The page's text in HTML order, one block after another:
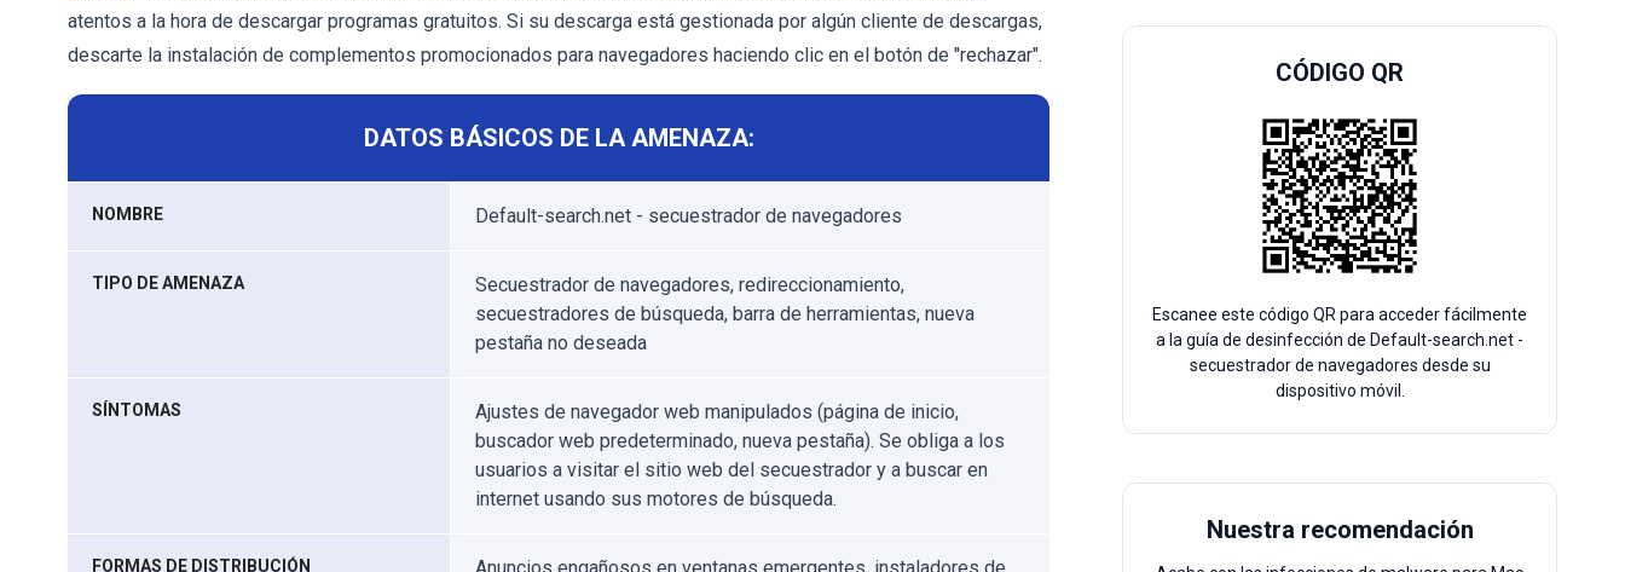
atentos a la hora de descargar programas gratuitos. Si su descarga está gestionada por algún cliente de descargas,
descarte la instalación de complementos promocionados para navegadores haciendo clic en el botón de "rechazar".
DATOS BÁSICOS DE LA AMENAZA:
NOMBRE Default-search.net - secuestrador de navegadores
TIPO DE AMENAZA
Secuestrador de navegadores, redireccionamiento,
secuestradores de búsqueda, barra de herramientas, nueva
pestaña no deseada
SÍNTOMAS
Ajustes de navegador web manipulados (página de inicio,
buscador web predeterminado, nueva pestaña). Se obliga a los
usuarios a visitar el sitio web del secuestrador y a buscar en
internet usando sus motores de búsqueda.
FORMAS DE DISTRIBUCIÓN
CÓDIGO QR
Escanee este código QR para acceder fácilmente
a la guía de desinfección de Default-search.net -
secuestrador de navegadores desde su
dispositivo móvil.
Nuestra recomendación